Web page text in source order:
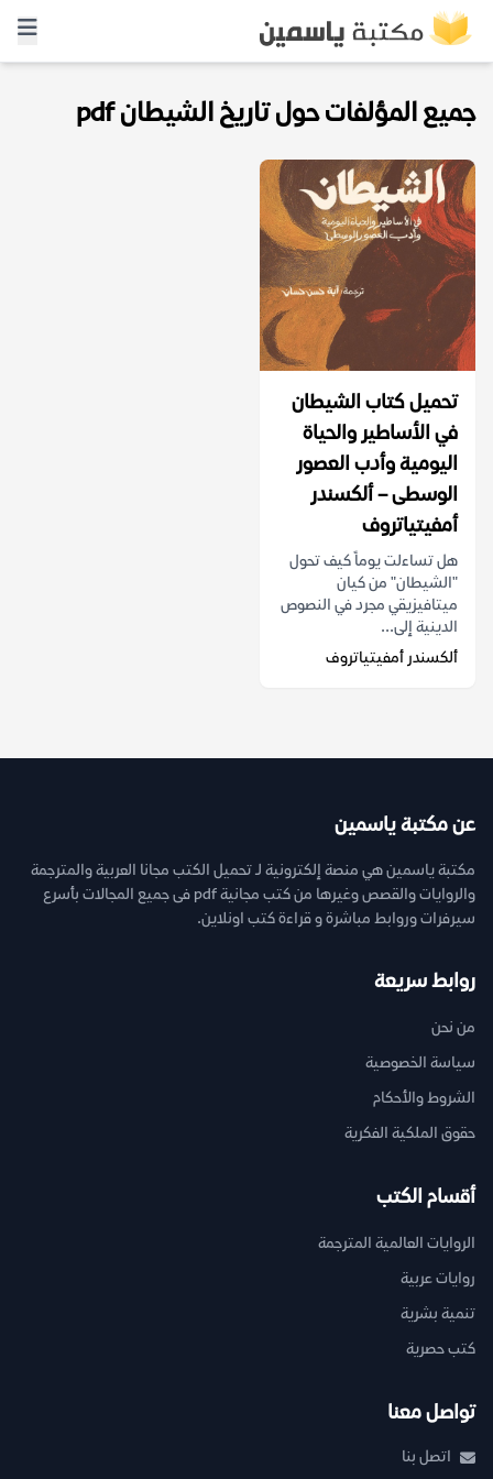
جميع المؤلفات حول تاريخ الشيطان pdf
تحميل كتاب الشيطان
في الأساطير والحياة
اليومية وأدب العصور
الوسطى – ألكسندر
أمفيتياتروف
هل تساءلت يوماً كيف تحول
"الشيطان" من كيان
ميتافيزيقي مجرد في النصوص
الدينية إلى...
ألكسندر أمفيتياتروف
عن مكتبة ياسمين
مكتبة ياسمين هي منصة إلكترونية لـ تحميل الكتب مجانا العربية والمترجمة
والروايات والقصص وغيرها من كتب مجانية pdf فى جميع المجالات بأسرع
سيرفرات وروابط مباشرة و قراءة كتب اونلاين.
روابط سريعة
من نحن
سياسة الخصوصية
الشروط والأحكام
حقوق الملكية الفكرية
أقسام الكتب
الروايات العالمية المترجمة
روايات عربية
تنمية بشرية
كتب حصرية
تواصل معنا
اتصل بنا